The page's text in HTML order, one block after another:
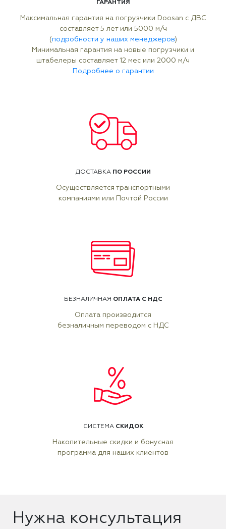
ГАРАНТИЯ
Максимальная гарантия на погрузчики Doosan с ДВС
составляет 5 лет или 5000 м/ч
(подробности у наших менеджеров)
Минимальная гарантия на новые погрузчики и
штабелеры составляет 12 мес или 2000 м/ч
Подробнее о гарантии
ДОСТАВКА ПО РОССИИ
Осуществляется транспортными
компаниями или Почтой России
БЕЗНАЛИЧНАЯ ОПЛАТА С НДС
Оплата производится
безналичным переводом с НДС
СИСТЕМА СКИДОК
Накопительные скидки и бонусная
программа для наших клиентов
Нужна консультация